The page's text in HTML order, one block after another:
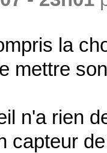
la
mettre
n'a rien
capteur